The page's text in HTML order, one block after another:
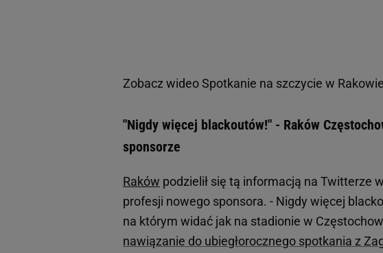
Zobacz wideoSpotkanie na szczycie w
"Nigdy więcej blackoutów!" - Raków
sponsorze
Raków podzielił się tą informacją na Twitterze
profesji nowego sponsora. - Nigdy więcej
na którym widać jak na stadionie w
nawiązanie do ubiegłorocznego spotkania z